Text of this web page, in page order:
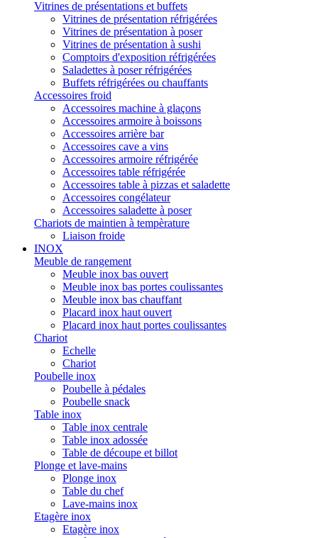
Vitrines de présentations et buffets
Vitrines de présentation réfrigérées
Vitrines de présentation à poser
Vitrines de présentation à sushi
Comptoirs d'exposition réfrigérées
Saladettes à poser réfrigérées
Buffets réfrigérées ou chauffants
Accessoires froid
Accessoires machine à glaçons
Accessoires armoire à boissons
Accessoires arrière bar
Accessoires cave a vins
Accessoires armoire réfrigérée
Accessoires table réfrigérée
Accessoires table à pizzas et saladette
Accessoires congélateur
Accessoires saladette à poser
Chariots de maintien à tempèrature
Liaison froide
INOX
Meuble de rangement
Meuble inox bas ouvert
Meuble inox bas portes coulissantes
Meuble inox bas chauffant
Placard inox haut ouvert
Placard inox haut portes coulissantes
Chariot
Echelle
Chariot
Poubelle inox
Poubelle à pédales
Poubelle snack
Table inox
Table inox centrale
Table inox adossée
Table de découpe et billot
Plonge et lave-mains
Plonge inox
Table du chef
Lave-mains inox
Etagère inox
Etagère inox